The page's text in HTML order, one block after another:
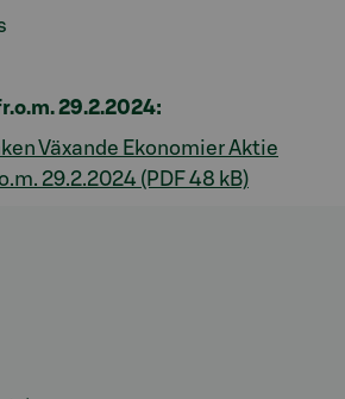
29.2.2024:
Växande Ekonomier Aktie
29.2.2024 (PDF 48 kB)